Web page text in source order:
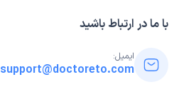
با ما در ارتباط باشید
ایمیل:
support@doctoreto.com